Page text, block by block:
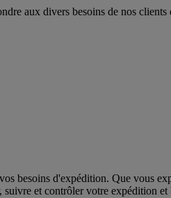
aux divers besoins de nos
besoins d'expédition. Que vous
et contrôler votre expédition et